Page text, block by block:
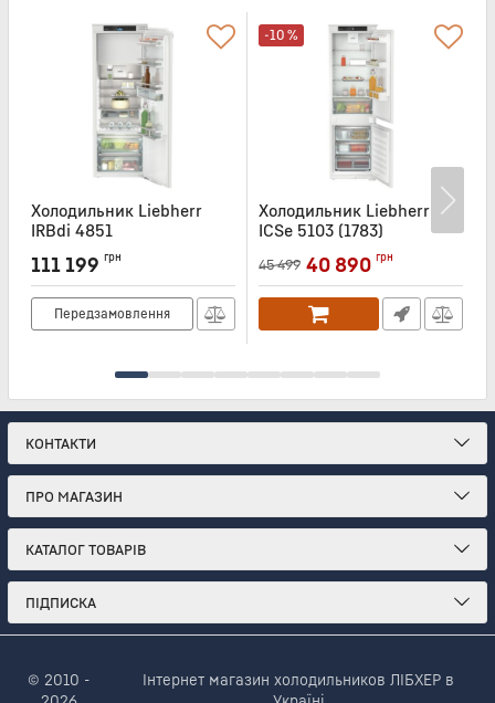
Холодильник Liebherr
IRBdi 4851
IRBDI4851
111 199 грн
Передзамовлення
-10 %
Холодильник Liebherr
ICSe 5103 (1783)
ICSE5103
45 499 40 890 грн
КОНТАКТИ
ПРО МАГАЗИН
КАТАЛОГ ТОВАРІВ
ПІДПИСКА
© 2010 -
Інтернет магазин холодильников ЛІБХЕР в